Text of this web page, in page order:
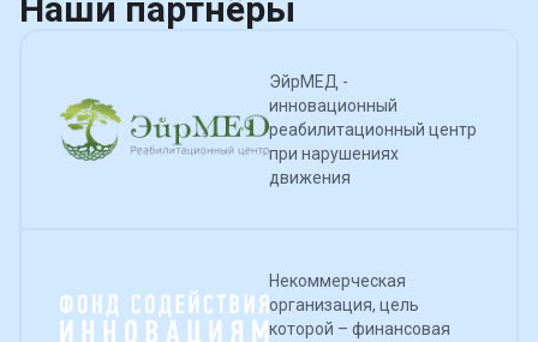
Наши партнёры
ЭйрМЕД -
инновационный
реабилитационный центр
при нарушениях
движения
Некоммерческая
организация, цель
которой – финансовая